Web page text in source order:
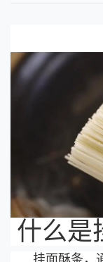
什么是